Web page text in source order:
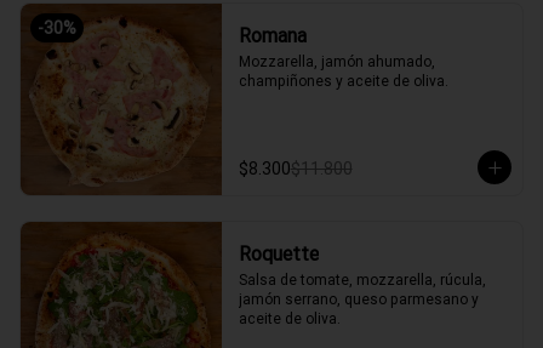
-30% Romana
Mozzarella, jamón ahumado,
champiñones y aceite de oliva.
$8.300$11.800
Roquette
Salsa de tomate, mozzarella, rúcula,
jamón serrano, queso parmesano y
aceite de oliva.